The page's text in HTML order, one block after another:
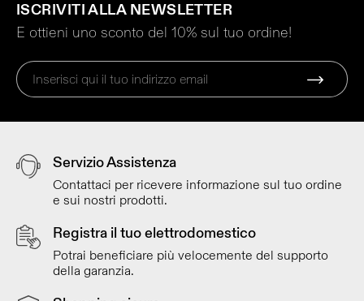
ISCRIVITI ALLA NEWSLETTER
E ottieni uno sconto del 10% sul tuo ordine!
Servizio Assistenza
Contattaci per ricevere informazione sul tuo ordine
e sui nostri prodotti.
Registra il tuo elettrodomestico
Potrai beneficiare più velocemente del supporto
della garanzia.